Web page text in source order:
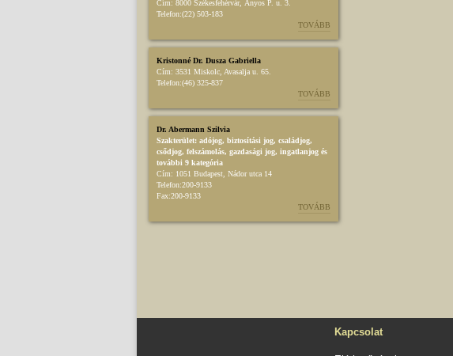
Cím: 8000 Székesfehérvár, Ányos P. u. 3.
Telefon:(22) 503-183
TOVÁBB
Kristonné Dr. Dusza Gabriella
Cím: 3531 Miskolc, Avasalja u. 65.
Telefon:(46) 325-837
TOVÁBB
Dr. Abermann Szilvia
Szakterület: adójog, biztosítási jog, családjog,
csődjog, felszámolás, gazdasági jog, ingatlanjog és
további 9 kategória
Cím: 1051 Budapest, Nádor utca 14
Telefon:200-9133
Fax:200-9133
TOVÁBB
Kapcsolat